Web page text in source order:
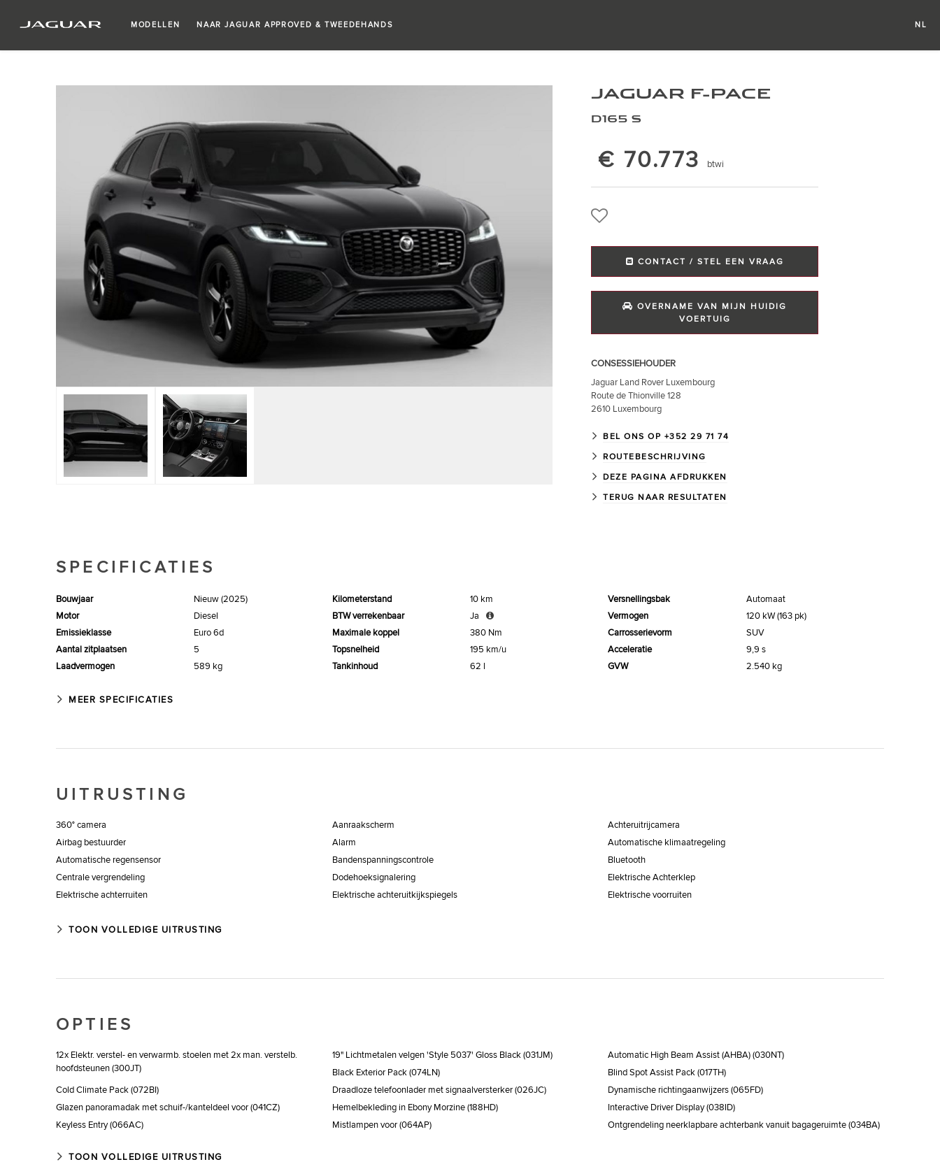
MODELLEN NAAR JAGUAR APPROVED & TWEEDEHANDS
NL
JAGUAR F-PACE
D165 S
€ 70.773 btwi
CONTACT / STEL EEN VRAAG
OVERNAME VAN MIJN HUIDIG
VOERTUIG
CONSESSIEHOUDER
Jaguar Land Rover Luxembourg
Route de Thionville 128
2610 Luxembourg
BEL ONS OP +352 29 71 74
ROUTEBESCHRIJVING
DEZE PAGINA AFDRUKKEN
TERUG NAAR RESULTATEN
SPECIFICATIES
Bouwjaar Nieuw (2025) Kilometerstand 10 km Versnellingsbak
Automaat
Motor
Diesel BTW verrekenbaar Ja Vermogen
120 kW (163 pk)
Emissieklasse
Euro 6d Maximale koppel 380 Nm Carrosserievorm
SUV
Aantal zitplaatsen
5 Topsnelheid 195 km/u Acceleratie
9,9 s
Laadvermogen
589 kg Tankinhoud 62 l GVW 2.540 kg
MEER SPECIFICATIES
UITRUSTING
360° camera Aanraakscherm
Achteruitrijcamera
Airbag bestuurder
Alarm
Automatische klimaatregeling
Automatische regensensor
Bandenspanningscontrole
Bluetooth
Centrale vergrendeling
Dodehoeksignalering
Elektrische Achterklep
Elektrische achterruiten
Elektrische achteruitkijkspiegels
Elektrische voorruiten
Getinte ramen
Parkeersensoren achteraan
Parkeersensoren vooraan
Rijstrooksensor
Stuurwielverwarming
Voorruitverwarming
Zij-airbags
TOON VOLLEDIGE UITRUSTING
OPTIES
12x Elektr. verstel- en verwarmb. stoelen met 2x man. verstelb.
hoofdsteunen (300JT)
19" Lichtmetalen velgen 'Style 5037' Gloss Black (031JM)
Automatic High Beam Assist (AHBA) (030NT)
Black Exterior Pack (074LN)
Blind Spot Assist Pack (017TH)
Cold Climate Pack (072BI)
Draadloze telefoonlader met signaalversterker (026JC)
Dynamische richtingaanwijzers (065FD)
Glazen panoramadak met schuif-/kanteldeel voor (041CZ)
Hemelbekleding in Ebony Morzine (188HD)
Interactive Driver Display (038ID)
Keyless Entry (066AC)
Mistlampen voor (064AP)
Ontgrendeling neerklapbare achterbank vanuit bagageruimte (034BA)
Stoelbekleding in geperforeerd DuoLeather in Ebony met interieur in
TOON VOLLEDIGE UITRUSTING